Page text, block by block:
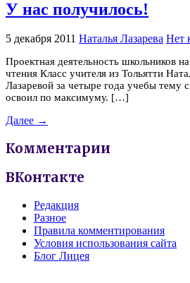
У нас получилось!
5 декабря 2011 Наталья Лазарева Нет
Проектная деятельность школьников
чтения Класс учителя из Тольятти
Лазаревой за четыре года учебы тему
освоил по максимуму. […]
Далее →
Комментарии
ВКонтакте
Редакция
Разное
Правила комментирования
Условия использования сайта
Блог Лицея